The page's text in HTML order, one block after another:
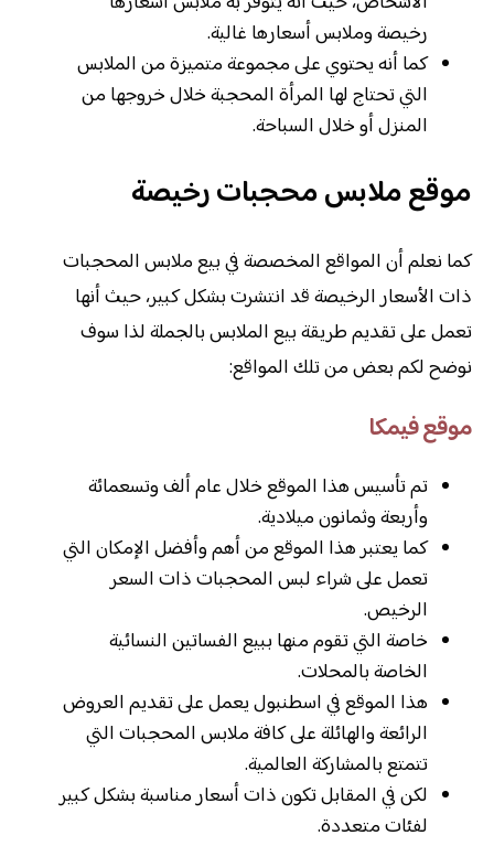
رخيصة وملابس أسعارها غالية.
كما أنه يحتوي على مجموعة متميزة من الملابس
التي تحتاج لها المرأة المحجبة خلال خروجها من
المنزل أو خلال السباحة.
موقع ملابس محجبات رخيصة
كما نعلم أن المواقع المخصصة في بيع ملابس المحجبات
ذات الأسعار الرخيصة قد انتشرت بشكل كبير، حيث أنها
تعمل على تقديم طريقة بيع الملابس بالجملة لذا سوف
نوضح لكم بعض من تلك المواقع:
موقع فيمكا
تم تأسيس هذا الموقع خلال عام ألف وتسعمائة
وأربعة وثمانون ميلادية.
كما يعتبر هذا الموقع من أهم وأفضل الإمكان التي
تعمل على شراء لبس المحجبات ذات السعر
الرخيص.
خاصة التي تقوم منها ببيع الفساتين النسائية
الخاصة بالمحلات.
هذا الموقع في اسطنبول يعمل على تقديم العروض
الرائعة والهائلة على كافة ملابس المحجبات التي
تتمتع بالمشاركة العالمية.
لكن في المقابل تكون ذات أسعار مناسبة بشكل كبير
لفئات متعددة.